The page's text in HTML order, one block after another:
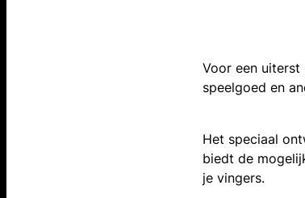
Voor een uiterst
speelgoed en
Het speciaal
biedt de
je vingers.